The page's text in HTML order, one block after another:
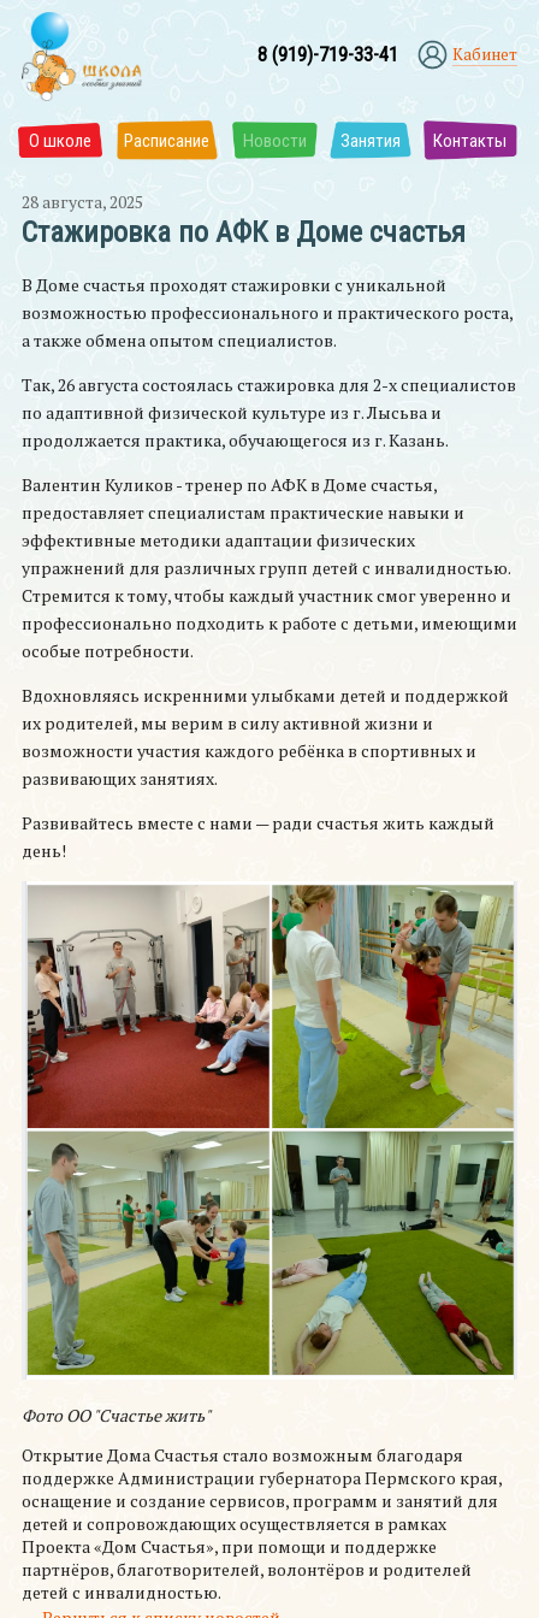
8 (919)-719-33-41 Кабинет
О школе Расписание Новости Занятия Контакты
28 августа, 2025
Стажировка по АФК в Доме счастья
В Доме счастья проходят стажировки с уникальной
возможностью профессионального и практического роста,
а также обмена опытом специалистов.
Так, 26 августа состоялась стажировка для 2-х специалистов
по адаптивной физической культуре из г. Лысьва и
продолжается практика, обучающегося из г. Казань.
Валентин Куликов - тренер по АФК в Доме счастья,
предоставляет специалистам практические навыки и
эффективные методики адаптации физических
упражнений для различных групп детей с инвалидностью.
Стремится к тому, чтобы каждый участник смог уверенно и
профессионально подходить к работе с детьми, имеющими
особые потребности.
Вдохновляясь искренними улыбками детей и поддержкой
их родителей, мы верим в силу активной жизни и
возможности участия каждого ребёнка в спортивных и
развивающих занятиях.
Развивайтесь вместе с нами — ради счастья жить каждый
день!
Фото ОО "Счастье жить"
Открытие Дома Счастья стало возможным благодаря
поддержке Администрации губернатора Пермского края,
оснащение и создание сервисов, программ и занятий для
детей и сопровождающих осуществляется в рамках
Проекта «Дом Счастья», при помощи и поддержке
партнёров, благотворителей, волонтёров и родителей
детей с инвалидностью.